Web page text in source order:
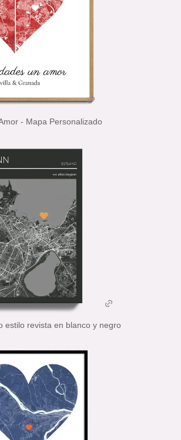
- Mapa Personalizado
estilo revista en blanco y negro